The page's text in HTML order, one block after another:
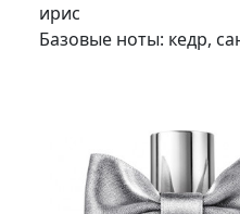
ирис
Базовые ноты: кедр,